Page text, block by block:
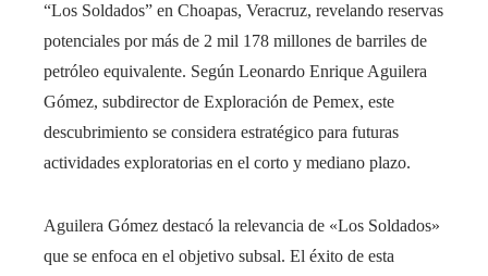
“Los Soldados” en Choapas, Veracruz, revelando reservas
potenciales por más de 2 mil 178 millones de barriles de
petróleo equivalente. Según Leonardo Enrique Aguilera
Gómez, subdirector de Exploración de Pemex, este
descubrimiento se considera estratégico para futuras
actividades exploratorias en el corto y mediano plazo.
Aguilera Gómez destacó la relevancia de «Los Soldados»
que se enfoca en el objetivo subsal. El éxito de esta